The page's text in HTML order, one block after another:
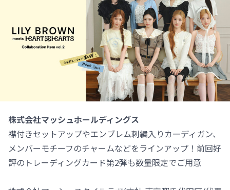
株式会社マッシュホールディングス
襟付きセットアップやエンブレム刺繍入りカーディガン、
メンバーモチーフのチャームなどをラインアップ！前回好
評のトレーディングカード第2弾も数量限定でご用意